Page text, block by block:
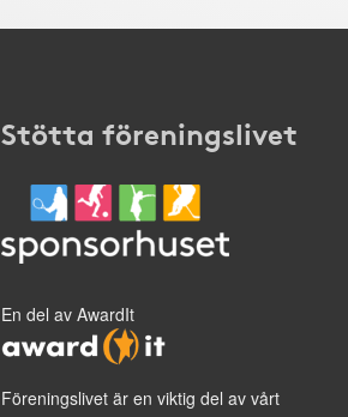
Stötta föreningslivet
En del av AwardIt
Föreningslivet är en viktig del av vårt